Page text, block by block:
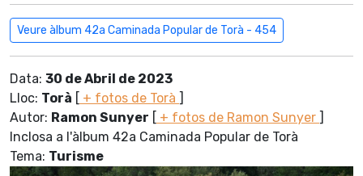
Veure àlbum 42a Caminada Popular de Torà - 454
Data: 30 de Abril de 2023
Lloc: Torà [ + fotos de Torà ]
Autor: Ramon Sunyer [ + fotos de Ramon Sunyer ]
Inclosa a l'àlbum 42a Caminada Popular de Torà
Tema: Turisme